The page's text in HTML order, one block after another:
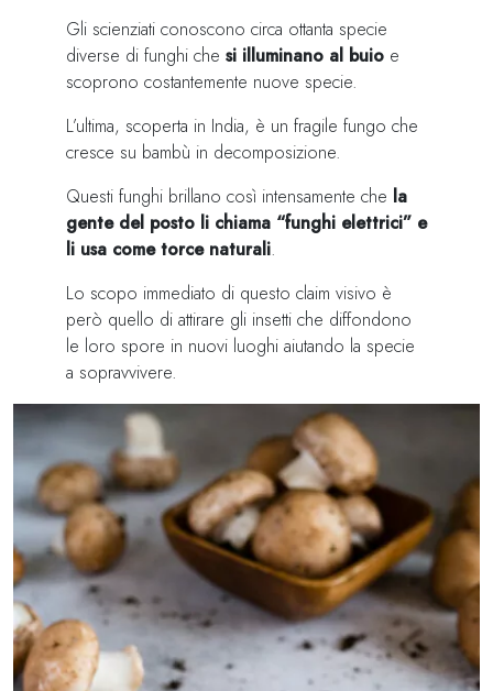
Gli scienziati conoscono circa ottanta specie
diverse di funghi che si illuminano al buio e
scoprono costantemente nuove specie.
L’ultima, scoperta in India, è un fragile fungo che
cresce su bambù in decomposizione.
Questi funghi brillano così intensamente che la
gente del posto li chiama “funghi elettrici” e
li usa come torce naturali.
Lo scopo immediato di questo claim visivo è
però quello di attirare gli insetti che diffondono
le loro spore in nuovi luoghi aiutando la specie
a sopravvivere.